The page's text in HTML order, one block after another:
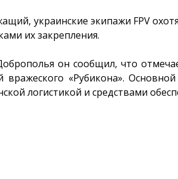
украинские экипажи FPV
их закрепления.
он сообщил, что
вражеского «Рубикона».
логистикой и средствами